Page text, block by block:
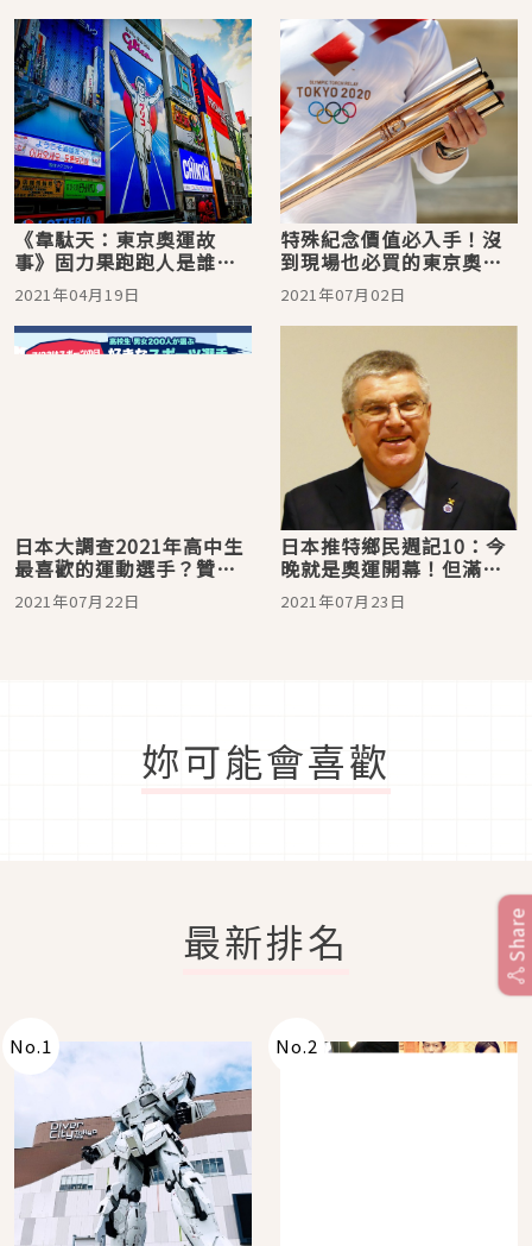
《韋駄天：東京奧運故
事》固力果跑跑人是誰？
第一個參加奧運的日本人
金栗四三
2021年04月19日
特殊紀念價值必入手！沒
到現場也必買的東京奧運
紀念商品！
2021年07月02日
日本大調查2021年高中生
最喜歡的運動選手？贊成
奧運舉辦嗎？
2021年07月22日
日本推特鄉民週記10：今
晚就是奧運開幕！但滿天
飛的奧運新聞令日本鄉民
發出了煩躁怒吼聲？
2021年07月23日
妳可能會喜歡
最新排名
No.1 No.2
Share